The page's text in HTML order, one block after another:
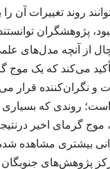
روند تغییرات
پژوهشگران
از آنچه مدل‌های
می‌کند که یک موج
و نگران‌کننده قرار
است؛ روندی که بسیاری
بیشتری مشاهده
پژوهش‌های جنوبگان